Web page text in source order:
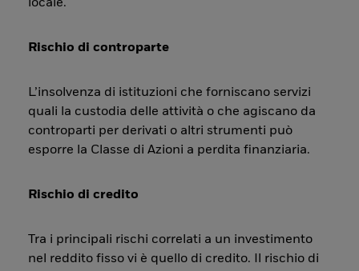
locale.
Rischio di controparte
L’insolvenza di istituzioni che forniscano servizi
quali la custodia delle attività o che agiscano da
controparti per derivati o altri strumenti può
esporre la Classe di Azioni a perdita finanziaria.
Rischio di credito
Tra i principali rischi correlati a un investimento
nel reddito fisso vi è quello di credito. Il rischio di